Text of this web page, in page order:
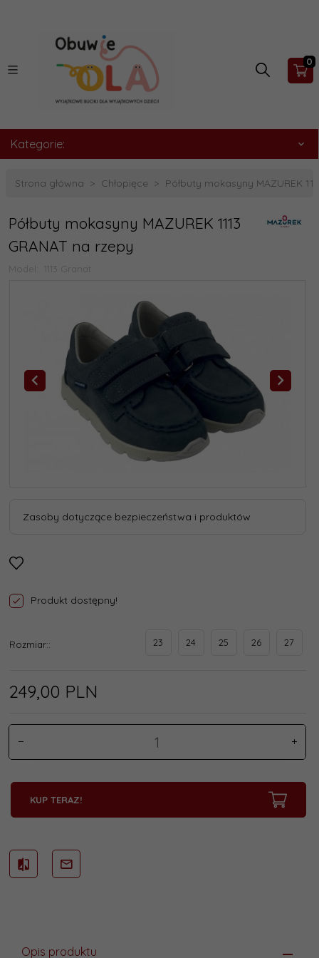
0
Kategorie:
Strona główna Chłopięce Półbuty mokasyny MAZUREK
Półbuty mokasyny MAZUREK 1113
GRANAT na rzepy
Model: 1113 Granat
Zasoby dotyczące bezpieczeństwa i produktów
Produkt dostępny!
Rozmiar:: 23 24 25 26 27
249,00 PLN
KUP TERAZ!
Opis produktu